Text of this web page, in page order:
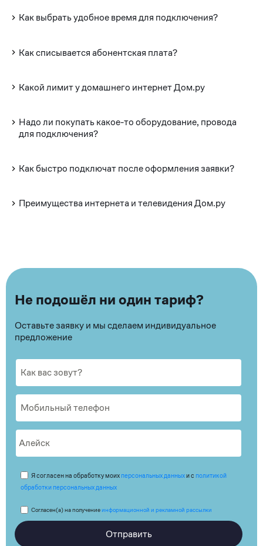
Как выбрать удобное время для подключения?
Как списывается абонентская плата?
Какой лимит у домашнего интернет Дом.ру
Надо ли покупать какое-то оборудование, провода
для подключения?
Как быстро подключат после оформления заявки?
Преимущества интернета и телевидения Дом.ру
Не подошёл ни один тариф?
Оставьте заявку и мы сделаем индивидуальное
предложение
Я согласен на обработку моих персональных данныхи с политикой
обработки персональных данных
Согласен(а) на получениеинформационной и рекламной рассылки
Отправить